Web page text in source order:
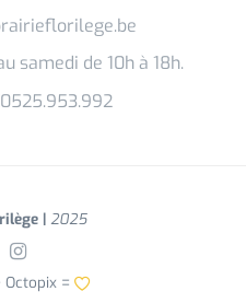
samedi de 10h à 18h.
| 2025
Octopix=